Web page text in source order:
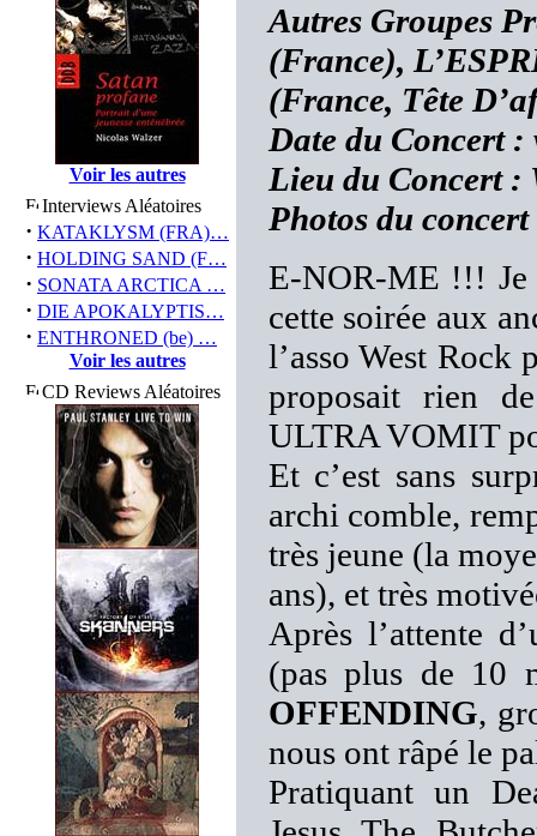
Voir les autres
Interviews Aléatoires
· KATAKLYSM (FRA)…
· HOLDING SAND (F…
· SONATA ARCTICA …
· DIE APOKALYPTIS…
· ENTHRONED (be) …
Voir les autres
CD Reviews Aléatoires
Autres Groupes
(France),
(France, Tête
Date du Concert
Lieu du Concert :
Photos du
E-NOR-ME !!! Je
cette soirée aux
l’asso West Rock
proposait rien
ULTRA VOMIT
Et c’est sans
archi comble,
très jeune (la
ans), et très
Après l’attente
(pas plus de 10
OFFENDING,
nous ont râpé le
Pratiquant un